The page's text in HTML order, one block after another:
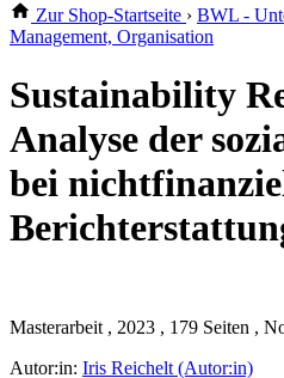
Zur Shop-Startseite › BWL -
Management, Organisation
Sustainability
Analyse der
bei